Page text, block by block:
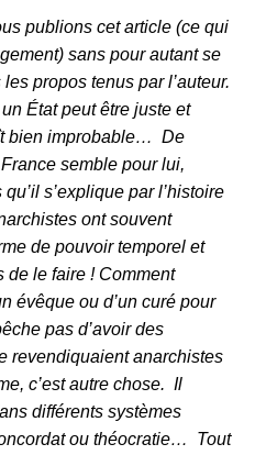
publions cet article (ce qui
sans pour autant se
propos tenus par l’auteur.
État peut être juste et
bien improbable… De
semble pour lui,
s’explique par l’histoire
ont souvent
de pouvoir temporel et
de le faire ! Comment
évêque ou d’un curé pour
pas d’avoir des
revendiquaient anarchistes
c’est autre chose. Il
différents systèmes
ou théocratie… Tout